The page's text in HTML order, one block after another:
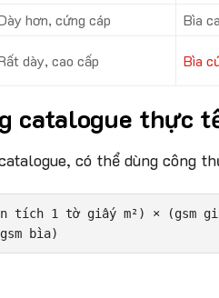
hơn, cứng cáp Bìa
dày, cao cấp Bìa
catalogue thực
có thể dùng công
tích 1 tờ giấy m²) × (gsm